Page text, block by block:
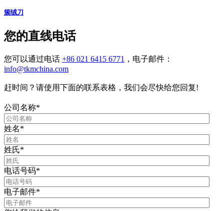
簇绒刀
您的直线电话
您可以通过电话 +86 021 6415 6771 ，电子邮件：
info@tkmchina.com
赶时间？请使用下面的联系表格，我们会尽快给您回复!
公司名称*
姓名*
姓氏*
电话号码*
电子邮件*